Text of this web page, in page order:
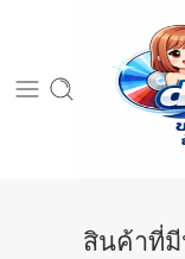
สินค้าที่มี